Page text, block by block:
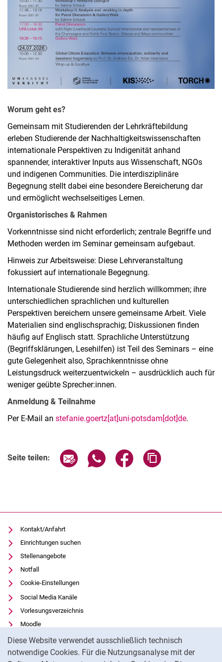
Diese Website verwendet ausschließlich technisch
notwendige Cookies. Für die Nutzungsanalyse mit der
Worum geht es?
Gemeinsam mit Studierenden der Lehrkräftebildung
erleben Studierende der Nachhaltigkeitswissenschaften
internationale Perspektiven zu Indigenität anhand
spannender, interaktiver Inputs aus Wissenschaft, NGOs
und indigenen Communities. Die interdisziplinäre
Begegnung stellt dabei eine besondere Bereicherung dar
und ermöglicht wechselseitiges Lernen.
Organistorisches & Rahmen
Vorkenntnisse sind nicht erforderlich; zentrale Begriffe und
Methoden werden im Seminar gemeinsam aufgebaut.
Hinweis zur Arbeitsweise: Diese Lehrveranstaltung
fokussiert auf internationale Begegnung.
Internationale Studierende sind herzlich willkommen; ihre
unterschiedlichen sprachlichen und kulturellen
Perspektiven bereichern unsere gemeinsame Arbeit. Viele
Materialien sind englischsprachig; Diskussionen finden
häufig auf Englisch statt. Sprachliche Unterstützung
(Begriffsklärungen, Lesehilfen) ist Teil des Seminars – eine
gute Gelegenheit also, Sprachkenntnisse ohne
Leistungsdruck weiterzuentwickeln – ausdrücklich auch für
weniger geübte Sprecher:innen.
Anmeldung & Teilnahme
Per E-Mail an stefanie.goertz[at]uni-potsdam[dot]de.
Seite teilen: Seite über E-Mail teilen
Seite über WhatsApp teilen
Seite über Facebook
Kontakt/Anfahrt
Einrichtungen suchen
Stellenangebote
Notfall
Cookie-Einstellungen
Social Media Kanäle
Vorlesungsverzeichnis
Moodle
Panopto
Universitätsbibliothek